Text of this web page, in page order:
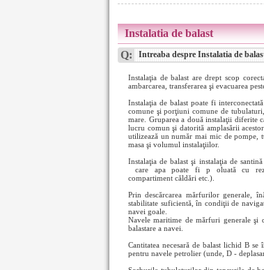
Instalatia de balast
Q: Intreaba despre Instalatia de
Instalaţia de balast are drept scop
ambarcarea, transferarea şi evacuarea
Instalaţia de balast poate fi
comune şi porţiuni comune de
mare. Gruparea a două instalaţii diferite
lucru comun şi datorită amplasării
utilizează un număr mai mic de pompe,
masa şi volumul instalaţiilor.
Instalaţia de balast şi instalaţia de
care apa poate fi p oluată cu
compartiment căldări etc.).
Prin descărcarea mărfurilor generale,
stabilitate suficientă, în condiţii de
navei goale.
Navele maritime de mărfuri generale şi
balastare a navei.
Cantitatea necesară de balast lichid B
pentru navele petrolier (unde, D -